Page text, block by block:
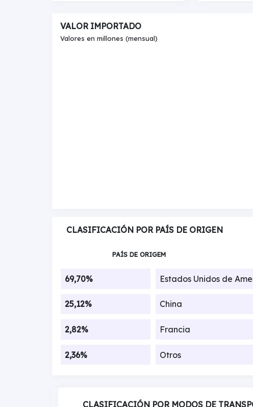
VALOR IMPORTADO
Valores en millones (mensual)
CLASIFICACIÓN POR PAÍS DE ORIGEN
PAÍS DE ORIGEM
69,70% Estados Unidos de
25,12% China
2,82% Francia
2,36% Otros
CLASIFICACIÓN POR MODOS DE